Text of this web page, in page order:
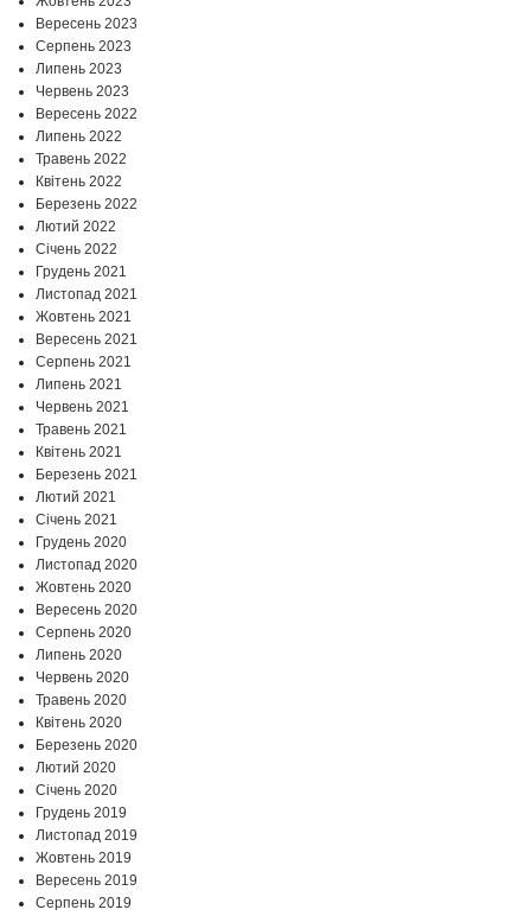
Вересень 2023
Серпень 2023
Липень 2023
Червень 2023
Вересень 2022
Липень 2022
Травень 2022
Квітень 2022
Березень 2022
Лютий 2022
Січень 2022
Грудень 2021
Листопад 2021
Жовтень 2021
Вересень 2021
Серпень 2021
Липень 2021
Червень 2021
Травень 2021
Квітень 2021
Березень 2021
Лютий 2021
Січень 2021
Грудень 2020
Листопад 2020
Жовтень 2020
Вересень 2020
Серпень 2020
Липень 2020
Червень 2020
Травень 2020
Квітень 2020
Березень 2020
Лютий 2020
Січень 2020
Грудень 2019
Листопад 2019
Жовтень 2019
Вересень 2019
Серпень 2019